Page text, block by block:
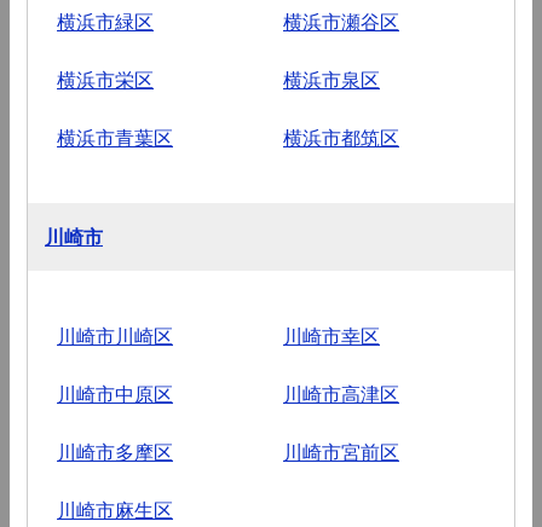
横浜市緑区 横浜市瀬谷区
横浜市栄区 横浜市泉区
横浜市青葉区 横浜市都筑区
川崎市
川崎市川崎区 川崎市幸区
川崎市中原区 川崎市高津区
川崎市多摩区 川崎市宮前区
川崎市麻生区